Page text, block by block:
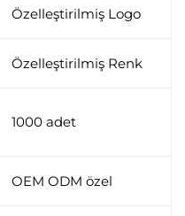
Özelleştirilmiş Logo
Özelleştirilmiş Renk
1000 adet
OEM ODM özel